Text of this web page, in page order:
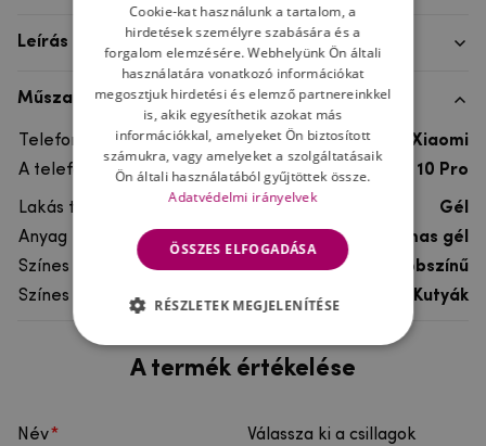
Leírás
Műszaki adatok
Telefon márka
Xiaomi
A telefonmodellhez
Xiaomi Mi 10 Pro
Lakás típusa
Gél
Anyag
rugalmas gél
Színes
többszínű
Színes motívum
Kutyák
A termék értékelése
Név
Válassza ki a csillagok
Cookie-kat használunk a tartalom, a
hirdetések személyre szabására és a
forgalom elemzésére. Webhelyünk Ön általi
használatára vonatkozó információkat
megosztjuk hirdetési és elemző partnereinkkel
is, akik egyesíthetik azokat más
információkkal, amelyeket Ön biztosított
számukra, vagy amelyeket a szolgáltatásaik
Ön általi használatából gyűjtöttek össze.
Adatvédelmi irányelvek
ÖSSZES ELFOGADÁSA
RÉSZLETEK MEGJELENÍTÉSE